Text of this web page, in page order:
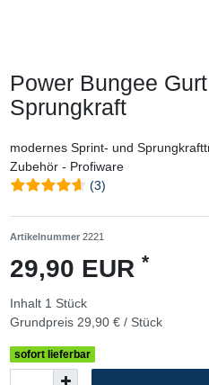
Power Bungee
Sprungkraft
modernes Sprint- und
Zubehör - Profiware
(3)
Artikelnummer 2221
29,90 EUR *
Inhalt 1 Stück
Grundpreis 29,90 € / Stück
sofort lieferbar